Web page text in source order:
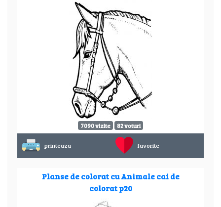
7090 vizite 82 voturi
printeaza favorite
Planse de colorat cu Animale cai de
colorat p20